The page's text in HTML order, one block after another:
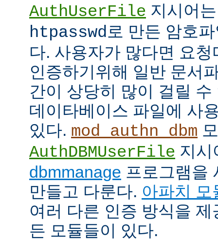
AuthUserFile 지시어
htpasswd 로 만든 암호
다. 사용자가 많다면 요
인증하기위해 일반 문서
간이 상당히 많이 걸릴
데이타베이스 파일에 사
있다. mod_authn_dbm
AuthDBMUserFile 지시
dbmmanage 프로그램을
만들고 다룬다. 아파치
여러 다른 인증 방식을
든 모듈들이 있다.